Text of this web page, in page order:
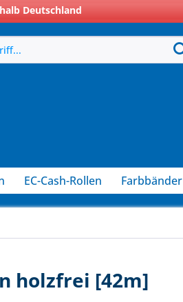
Deutschland
EC-Cash-Rollen Farbbänder
holzfrei [42m]